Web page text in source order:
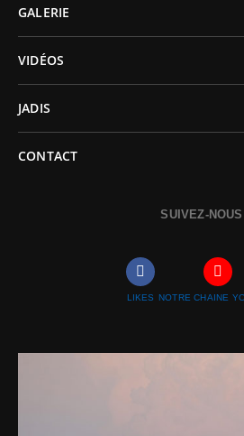
GALERIE
VIDÉOS
JADIS
CONTACT
SUIVEZ-NOUS
LIKES NOTRE CHAINE